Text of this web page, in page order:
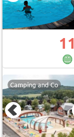
Camping and Co